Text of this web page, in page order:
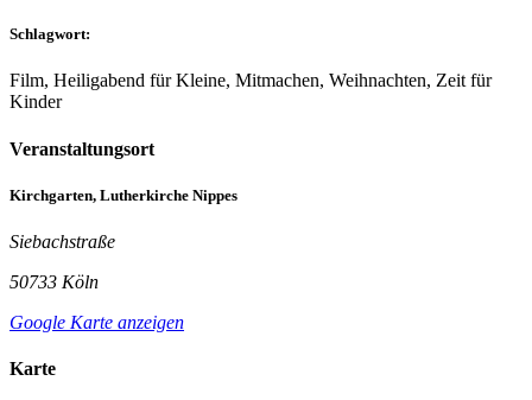
Schlagwort:
Film, Heiligabend für Kleine, Mitmachen, Weihnachten, Zeit für
Kinder
Veranstaltungsort
Kirchgarten, Lutherkirche Nippes
Siebachstraße
50733 Köln
Google Karte anzeigen
Karte